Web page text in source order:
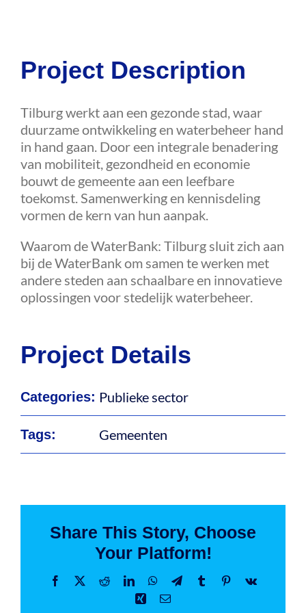
Contact
Project Description
Tilburg werkt aan een gezonde stad, waar
duurzame ontwikkeling en waterbeheer hand
in hand gaan. Door een integrale benadering
van mobiliteit, gezondheid en economie
bouwt de gemeente aan een leefbare
toekomst. Samenwerking en kennisdeling
vormen de kern van hun aanpak.
Waarom de WaterBank: Tilburg sluit zich aan
bij de WaterBank om samen te werken met
andere steden aan schaalbare en innovatieve
oplossingen voor stedelijk waterbeheer.
Project Details
Categories: Publieke sector
Tags: Gemeenten
Share This Story, Choose
Your Platform!
Facebook
X RedditLinkedInWhatsApp
TelegramTumblrPinterest
Vk
Xing Email